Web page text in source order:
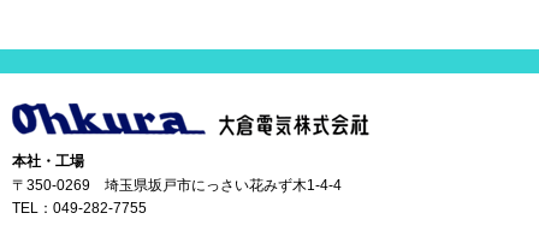
本社・工場
〒350-0269 埼玉県坂戸市にっさい花みず木1-4-4
TEL： 049-282-7755